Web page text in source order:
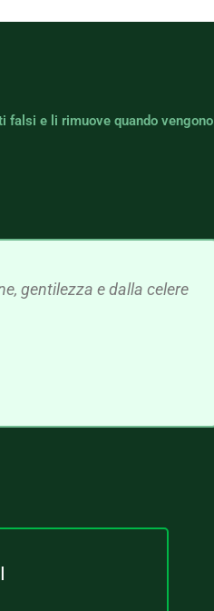
falsi e li rimuove quando vengono
gentilezza e dalla celere